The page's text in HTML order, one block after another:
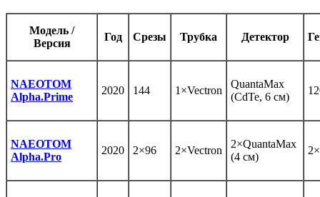
Модель /
Версия
Год Срезы Трубка Детектор
NAEOTOM
Alpha.Prime
2020 144 1×Vectron
QuantaMax
(CdTe, 6 см)
NAEOTOM
Alpha.Pro
2020 2×96 2×Vectron
2×QuantaMax
(4 см)